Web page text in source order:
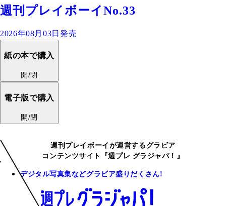
週刊プレイボーイNo.33
2026年08月03日発売
紙の本で購入
開/閉
電子版で購入
開/閉
週刊プレイボーイが運営するグラビア
コンテンツサイト『週プレ グラジャパ！』
デジタル写真集などグラビア盛りだくさん!